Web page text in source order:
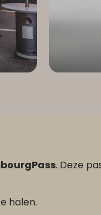
. Deze
halen.